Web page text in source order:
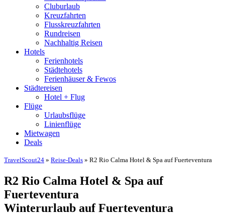
Cluburlaub
Kreuzfahrten
Flusskreuzfahrten
Rundreisen
Nachhaltig Reisen
Hotels
Ferienhotels
Städtehotels
Ferienhäuser & Fewos
Städtereisen
Hotel + Flug
Flüge
Urlaubsflüge
Linienflüge
Mietwagen
Deals
TravelScout24 » Reise-Deals » R2 Rio Calma Hotel & Spa auf Fuerteventura
R2 Rio Calma Hotel & Spa auf
Fuerteventura
Winterurlaub auf Fuerteventura